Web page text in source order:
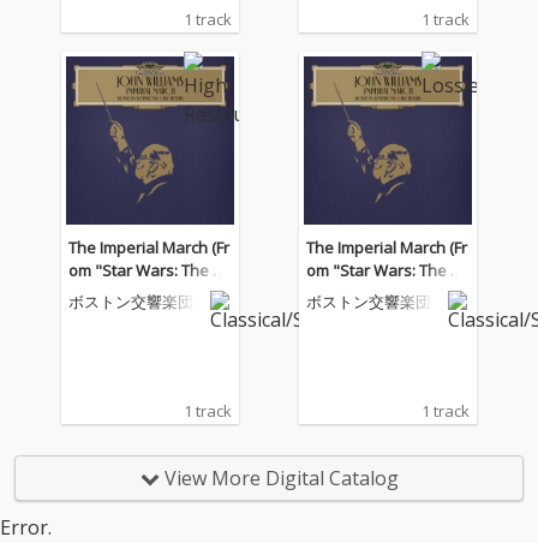
1 track 1 track
The Imperial March (Fr
om "Star Wars: The E
mpire Strikes Back" / L
ive)
ボストン交響楽団
1 track
The Imperial March (Fr
om "Star Wars: The E
mpire Strikes Back" / L
ive)
ボストン交響楽団
1 track
View More Digital Catalog
Error.